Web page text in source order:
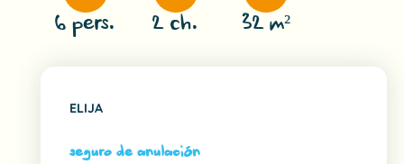
6 pers. 2 ch. 32 m²
ELIJA
seguro de anulación